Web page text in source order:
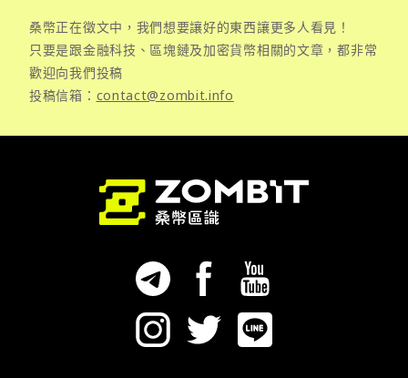
桑幣正在徵文中，我們想要讓好的東西讓更多人看見！
只要是跟金融科技、區塊鏈及加密貨幣相關的文章，都非常
歡迎向我們投稿
投稿信箱： contact@zombit.info